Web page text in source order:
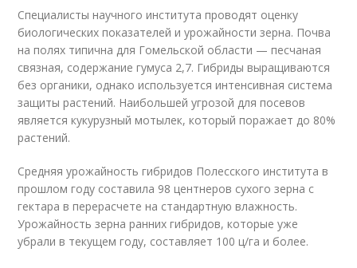
Специалисты научного института проводят оценку
биологических показателей и урожайности зерна. Почва
на полях типична для Гомельской области — песчаная
связная, содержание гумуса 2,7. Гибриды выращиваются
без органики, однако используется интенсивная система
защиты растений. Наибольшей угрозой для посевов
является кукурузный мотылек, который поражает до 80%
растений.
Средняя урожайность гибридов Полесского института в
прошлом году составила 98 центнеров сухого зерна с
гектара в перерасчете на стандартную влажность.
Урожайность зерна ранних гибридов, которые уже
убрали в текущем году, составляет 100 ц/га и более.